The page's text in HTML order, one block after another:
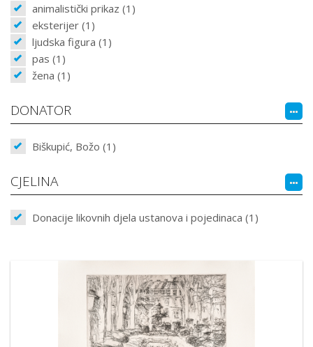
animalistički prikaz (1)
eksterijer (1)
ljudska figura (1)
pas (1)
žena (1)
DONATOR
Biškupić, Božo (1)
CJELINA
Donacije likovnih djela ustanova i pojedinaca (1)